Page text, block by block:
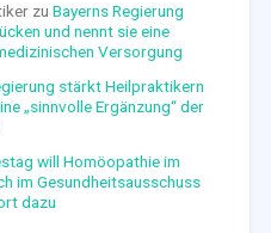
zu Bayerns Regierung
und nennt sie eine
Versorgung
stärkt Heilpraktikern
„sinnvolle Ergänzung“ der
will Homöopathie im
im Gesundheitsausschuss
dazu